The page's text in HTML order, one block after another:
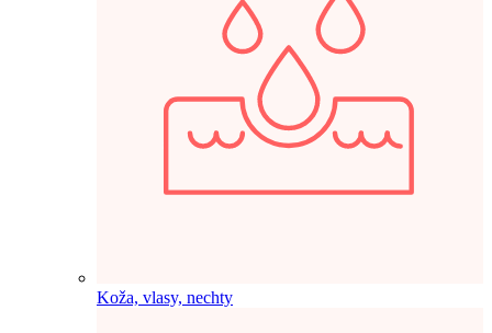
Koža, vlasy, nechty